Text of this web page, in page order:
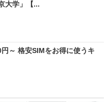
大学」【...
～ 格安SIMをお得に使うキ